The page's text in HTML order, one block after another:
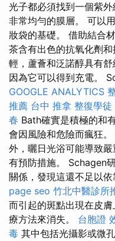
光子都必須找到一個紫
非常均勻的膜層。 可以
妝袋的基礎。 借助結合
茶含有出色的抗氧化劑
輕，蘆薈和泛諾醇具有
因為它可以得到充電。
GOOGLE ANALYTICS
推薦 台中 推拿 整復學徒
春 Bath確實是積極的和
會因風險和危險而瘋狂。
外，曬日光浴可能導致
有預防措施。 Schagen
關係，發現這還不足以
page seo 竹北中醫診所
而引起的斑點出現在皮
療方法來消失。 台胞證
毒 其中包括光攝影或微